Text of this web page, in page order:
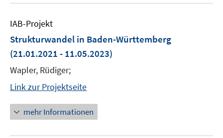
IAB-Projekt
Strukturwandel in Baden-Württemberg
(21.01.2021 - 11.05.2023)
Wapler, Rüdiger;
Link zur Projektseite
mehr Informationen